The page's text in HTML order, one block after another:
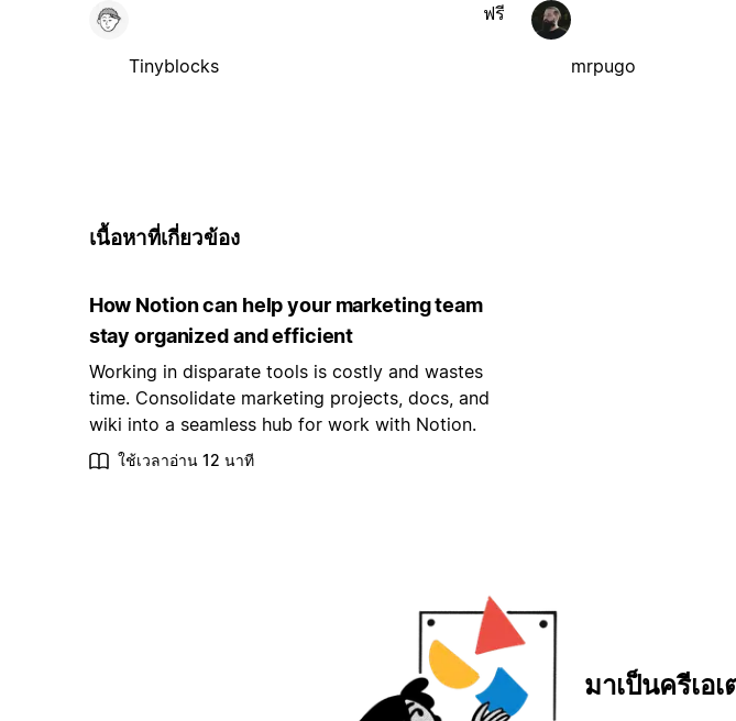
Tinyblocks
ฟรี
mrpugo
เนื้อหาที่เกี่ยวข้อง
How Notion can help your marketing team
stay organized and efficient
Working in disparate tools is costly and wastes
time. Consolidate marketing projects, docs, and
wiki into a seamless hub for work with Notion.
ใช้เวลาอ่าน 12 นาที
มาเป็นครีเอ